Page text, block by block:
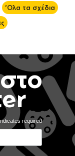
'Ολα τα σχέδια
required